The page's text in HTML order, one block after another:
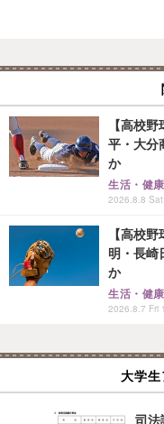
【高校
平・大分
か
生活・健康
2026.8.8
【高校
明・長崎
か
生活・健康
2026.8.7 Fri
大学生
司法